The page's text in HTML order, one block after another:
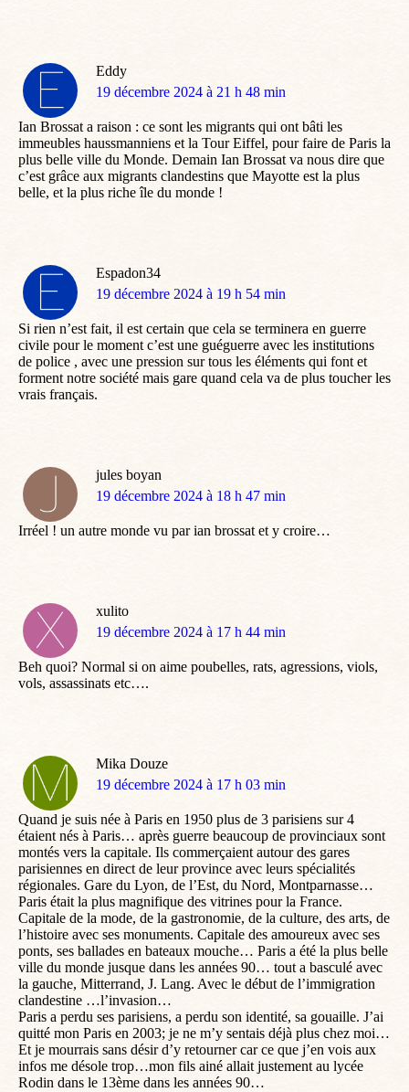
Eddy
dit
19 décembre 2024 à 21 h 48 min
Ian Brossat a raison : ce sont les migrants qui ont bâti les
immeubles haussmanniens et la Tour Eiffel, pour faire de Paris la
plus belle ville du Monde. Demain Ian Brossat va nous dire que
c’est grâce aux migrants clandestins que Mayotte est la plus
belle, et la plus riche île du monde !
Espadon34
dit
19 décembre 2024 à 19 h 54 min
Si rien n’est fait, il est certain que cela se terminera en guerre
civile pour le moment c’est une guéguerre avec les institutions
de police , avec une pression sur tous les éléments qui font et
forment notre société mais gare quand cela va de plus toucher les
vrais français.
jules boyan
dit
19 décembre 2024 à 18 h 47 min
Irréel ! un autre monde vu par ian brossat et y croire…
xulito
dit
19 décembre 2024 à 17 h 44 min
Beh quoi? Normal si on aime poubelles, rats, agressions, viols,
vols, assassinats etc….
Mika Douze
dit
19 décembre 2024 à 17 h 03 min
Quand je suis née à Paris en 1950 plus de 3 parisiens sur 4
étaient nés à Paris… après guerre beaucoup de provinciaux sont
montés vers la capitale. Ils commerçaient autour des gares
parisiennes en direct de leur province avec leurs spécialités
régionales. Gare du Lyon, de l’Est, du Nord, Montparnasse…
Paris était la plus magnifique des vitrines pour la France.
Capitale de la mode, de la gastronomie, de la culture, des arts, de
l’histoire avec ses monuments. Capitale des amoureux avec ses
ponts, ses ballades en bateaux mouche… Paris a été la plus belle
ville du monde jusque dans les années 90… tout a basculé avec
la gauche, Mitterrand, J. Lang. Avec le début de l’immigration
clandestine …l’invasion…
Paris a perdu ses parisiens, a perdu son identité, sa gouaille. J’ai
quitté mon Paris en 2003; je ne m’y sentais déjà plus chez moi…
Et je mourrais sans désir d’y retourner car ce que j’en vois aux
infos me désole trop…mon fils ainé allait justement au lycée
Rodin dans le 13ème dans les années 90…